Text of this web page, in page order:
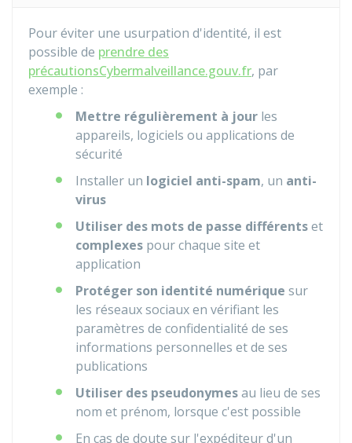
Pour éviter une usurpation d'identité, il est
possible de prendre des
précautionsCybermalveillance.gouv.fr, par
exemple :
Mettre régulièrement à jour les
appareils, logiciels ou applications de
sécurité
Installer un logiciel anti-spam, un anti-
virus
Utiliser des mots de passe différentset
complexes pour chaque site et
application
Protéger son identité numérique sur
les réseaux sociaux en vérifiant les
paramètres de confidentialité de ses
informations personnelles et de ses
publications
Utiliser des pseudonymesau lieu de ses
nom et prénom, lorsque c'est possible
En cas de doute sur l'expéditeur d'un